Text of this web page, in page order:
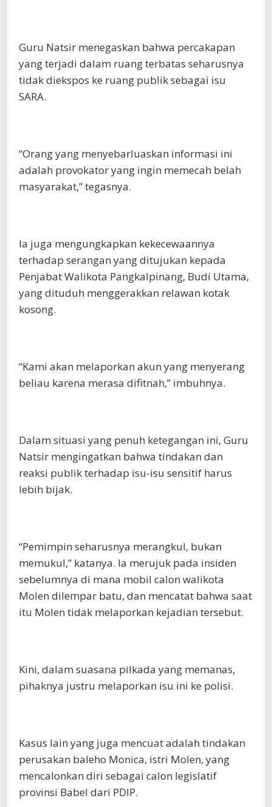
Guru Natsir menegaskan bahwa percakapan
yang terjadi dalam ruang terbatas seharusnya
tidak diekspos ke ruang publik sebagai isu
SARA.
“Orang yang menyebarluaskan informasi ini
adalah provokator yang ingin memecah belah
masyarakat,” tegasnya.
Ia juga mengungkapkan kekecewaannya
terhadap serangan yang ditujukan kepada
Penjabat Walikota Pangkalpinang, Budi Utama,
yang dituduh menggerakkan relawan kotak
kosong.
“Kami akan melaporkan akun yang menyerang
beliau karena merasa difitnah,” imbuhnya.
Dalam situasi yang penuh ketegangan ini, Guru
Natsir mengingatkan bahwa tindakan dan
reaksi publik terhadap isu-isu sensitif harus
lebih bijak.
“Pemimpin seharusnya merangkul, bukan
memukul,” katanya. Ia merujuk pada insiden
sebelumnya di mana mobil calon walikota
Molen dilempar batu, dan mencatat bahwa saat
itu Molen tidak melaporkan kejadian tersebut.
Kini, dalam suasana pilkada yang memanas,
pihaknya justru melaporkan isu ini ke polisi.
Kasus lain yang juga mencuat adalah tindakan
perusakan baleho Monica, istri Molen, yang
mencalonkan diri sebagai calon legislatif
provinsi Babel dari PDIP.